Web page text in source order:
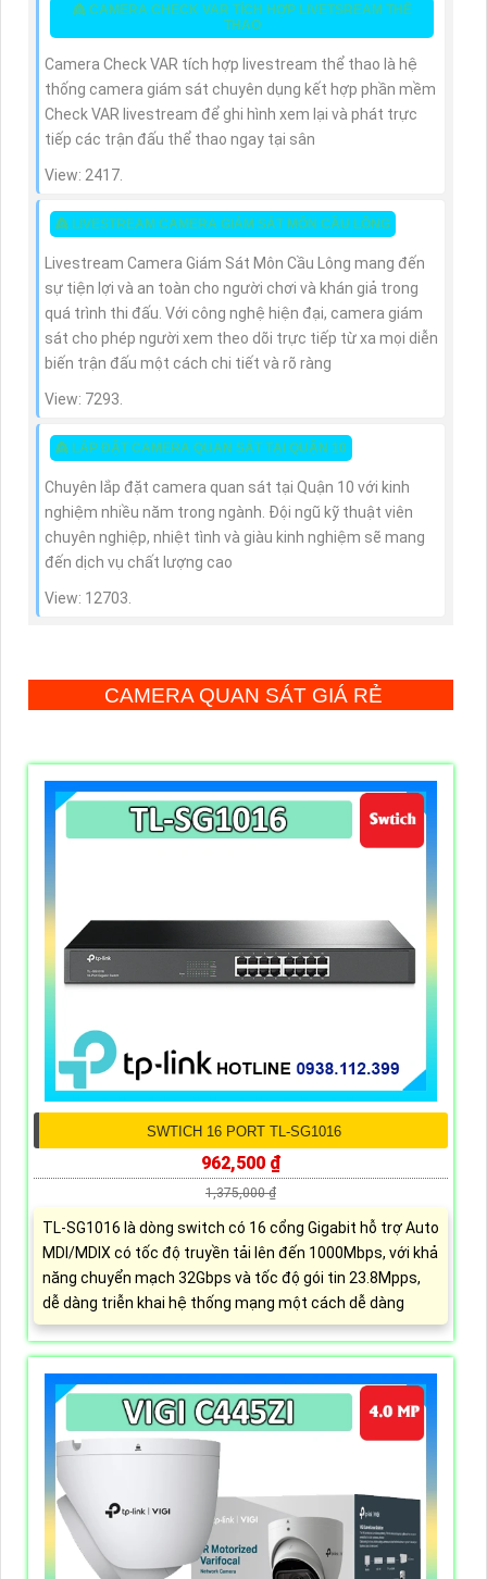
👸 CAMERA CHECK VAR TÍCH HỢP LIVETSREAM THỂ
THAO
Camera Check VAR tích hợp livestream thể thao là hệ
thống camera giám sát chuyên dụng kết hợp phần mềm
Check VAR livestream để ghi hình xem lại và phát trực
tiếp các trận đấu thể thao ngay tại sân
View: 2417.
👸 LIVESTREAM CAMERA GIÁM SÁT MÔN CẦU LÔNG
Livestream Camera Giám Sát Môn Cầu Lông mang đến
sự tiện lợi và an toàn cho người chơi và khán giả trong
quá trình thi đấu. Với công nghệ hiện đại, camera giám
sát cho phép người xem theo dõi trực tiếp từ xa mọi diễn
biến trận đấu một cách chi tiết và rõ ràng
View: 7293.
👸 LẮP ĐẶT CAMERA QUAN SÁT TẠI QUẬN 10
Chuyên lắp đặt camera quan sát tại Quận 10 với kinh
nghiệm nhiều năm trong ngành. Đội ngũ kỹ thuật viên
chuyên nghiệp, nhiệt tình và giàu kinh nghiệm sẽ mang
đến dịch vụ chất lượng cao
View: 12703.
CAMERA QUAN SÁT GIÁ RẺ
SWTICH 16 PORT TL-SG1016
962,500 ₫
1,375,000 ₫
TL-SG1016 là dòng switch có 16 cổng Gigabit hỗ trợ Auto
MDI/MDIX có tốc độ truyền tải lên đến 1000Mbps, với khả
năng chuyển mạch 32Gbps và tốc độ gói tin 23.8Mpps,
dễ dàng triễn khai hệ thống mạng một cách dễ dàng